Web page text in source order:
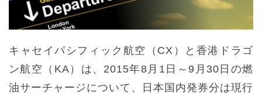
キャセイパシフィック航空（CX）と香港ドラゴ
ン航空（KA）は、2015年8月1日～9月30日の燃
油サーチャージについて、日本国内発券分は現行